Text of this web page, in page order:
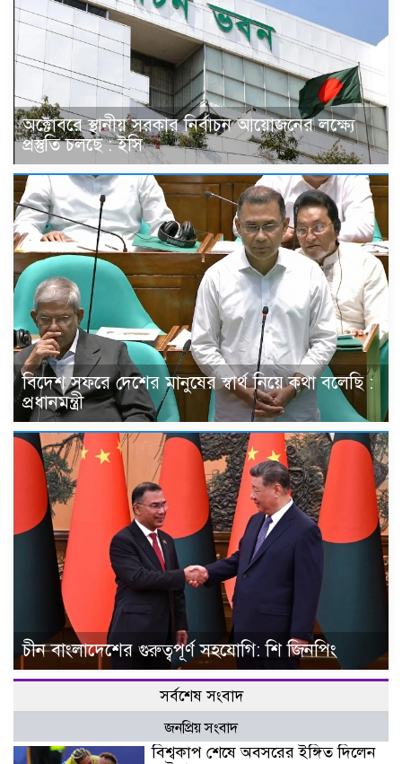
অক্টোবরে স্থানীয় সরকার নির্বাচন আয়োজনের লক্ষ্যে
প্রস্তুতি চলছে : ইসি
বিদেশ সফরে দেশের মানুষের স্বার্থ নিয়ে কথা বলেছি :
প্রধানমন্ত্রী
চীন বাংলাদেশের গুরুত্বপূর্ণ সহযোগি: শি জিনপিং
সর্বশেষ সংবাদ
জনপ্রিয় সংবাদ
বিশ্বকাপ শেষে অবসরের ইঙ্গিত দিলেন